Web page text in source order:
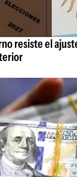
resiste el